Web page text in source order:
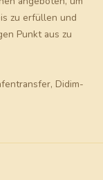
zu erfüllen und
Punkt aus zu
, Didim-